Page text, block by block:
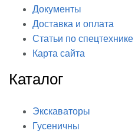
Документы
Доставка и оплата
Статьи по спецтехнике
Карта сайта
Каталог
Экскаваторы
Гусеничны